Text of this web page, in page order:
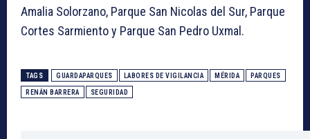
Amalia Solorzano, Parque San Nicolas del Sur, Parque
Cortes Sarmiento y Parque San Pedro Uxmal.
TAGS GUARDAPARQUES LABORES DE VIGILANCIA MÉRIDA PARQUES
RENÁN BARRERA SEGURIDAD